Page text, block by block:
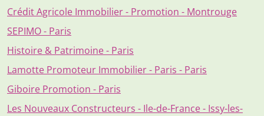
Crédit Agricole Immobilier - Promotion - Montrouge
SEPIMO - Paris
Histoire & Patrimoine - Paris
Lamotte Promoteur Immobilier - Paris - Paris
Giboire Promotion - Paris
Les Nouveaux Constructeurs - Ile-de-France - Issy-les-